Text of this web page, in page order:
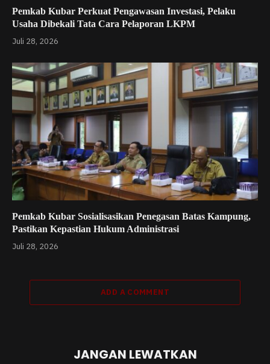
Pemkab Kubar Perkuat Pengawasan Investasi, Pelaku
Usaha Dibekali Tata Cara Pelaporan LKPM
Juli 28, 2026
Pemkab Kubar Sosialisasikan Penegasan Batas Kampung,
Pastikan Kepastian Hukum Administrasi
Juli 28, 2026
ADD A COMMENT
JANGAN LEWATKAN